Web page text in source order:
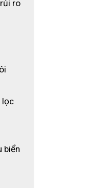
ro
lọc
biển